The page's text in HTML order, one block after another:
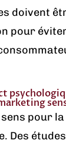
doivent
pour
pour
Des